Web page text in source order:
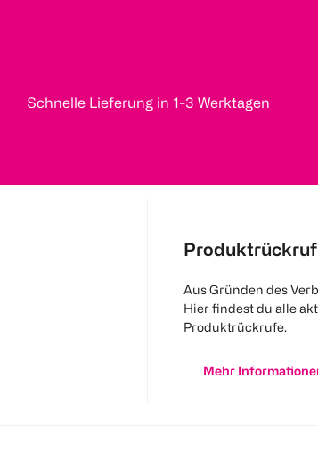
Schnelle Lieferung in 1-3 Werktagen
Produktrückruf
Aus Gründen des
Hier findest du alle
Produktrückrufe.
Mehr